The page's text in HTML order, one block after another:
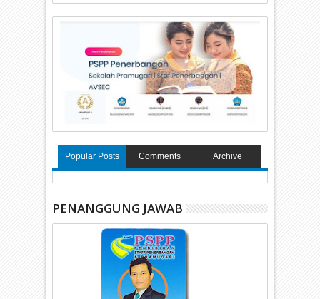
Popular Posts Comments Archive
PENANGGUNG JAWAB